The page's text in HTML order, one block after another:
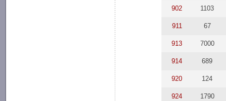
902 1103
911 67
913 7000
914 689
920 124
924 1790